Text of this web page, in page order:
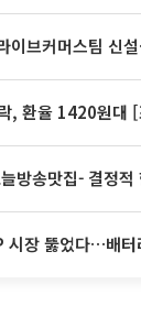
팀 신설…K뷰티 ‘글로벌 판매망’
, 환율 1420원대